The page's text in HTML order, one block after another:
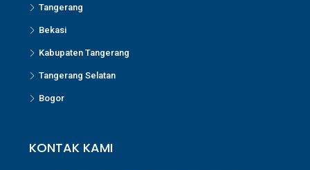
Tangerang
Bekasi
Kabupaten Tangerang
Tangerang Selatan
Bogor
KONTAK KAMI